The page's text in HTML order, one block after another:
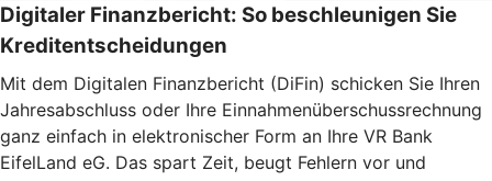
Digitaler Finanzbericht: So beschleunigen Sie
Kreditentscheidungen
Mit dem Digitalen Finanzbericht (DiFin) schicken Sie Ihren
Jahresabschluss oder Ihre Einnahmenüberschussrechnung
ganz einfach in elektronischer Form an Ihre VR Bank
EifelLand eG. Das spart Zeit, beugt Fehlern vor und